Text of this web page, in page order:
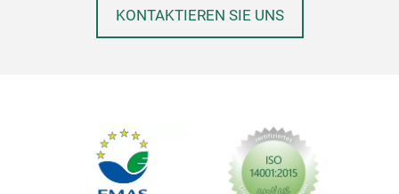
KONTAKTIEREN SIE UNS